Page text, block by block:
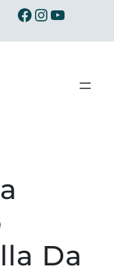
Ibermusicas en Facebook
Ibermusicas en Instagram
Ibermusicas en Youtube
Da